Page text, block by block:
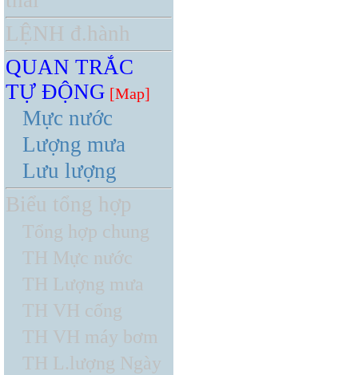
LỆNH đ.hành
QUAN TRẮC
TỰ ĐỘNG [Map]
Mực nước
Lượng mưa
Lưu lượng
Biểu tổng hợp
Tổng hợp chung
TH Mực nước
TH Lượng mưa
TH VH cống
TH VH máy bơm
TH L.lượng Ngày